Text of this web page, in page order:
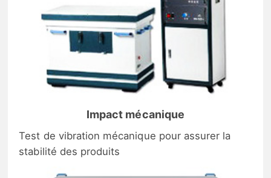
Impact mécanique
Test de vibration mécanique pour assurer la
stabilité des produits